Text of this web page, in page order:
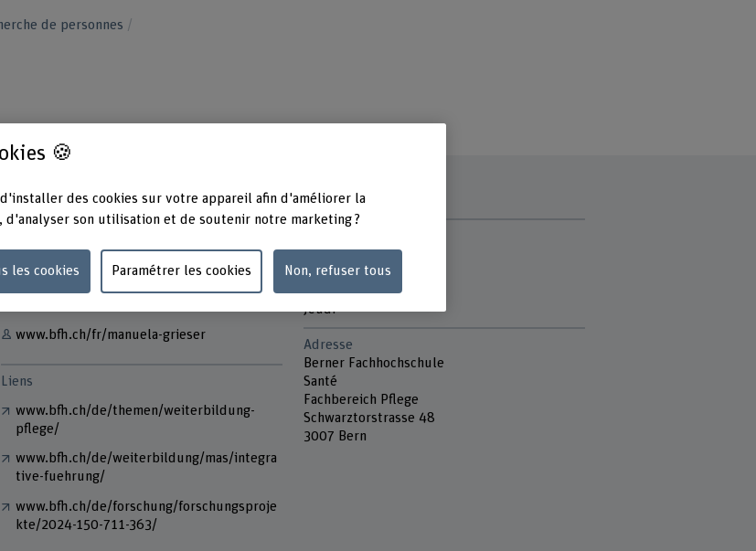
de personnes
+41 31 848 45 50
Afficher l'e-mail
www.bfh.ch/fr/manuela-grieser
Liens
www.bfh.ch/de/themen/weiterbildung-
pflege/
www.bfh.ch/de/weiterbildung/mas/integra
tive-fuehrung/
www.bfh.ch/de/forschung/forschungsproje
kte/2024-150-711-363/
Mardi
Mercredi
Jeudi
Adresse
Berner Fachhochschule
Santé
Fachbereich Pflege
Schwarztorstrasse 48
3007 Bern
🍪
des cookies sur votre appareil afin d'améliorer la
d'analyser son utilisation et de soutenir notre marketing ?
les cookies Paramétrer les cookies Non, refuser tous